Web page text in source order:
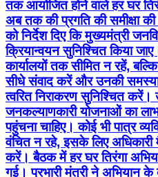
तक आयोजित होने वाले हर घर
अब तक की प्रगति की समीक्षा
को निर्देश दिए कि मुख्यमंत्री
क्रियान्वयन सुनिश्चित किया
कार्यालयों तक सीमित न रहें,
सीधे संवाद करें और उनकी
त्वरित निराकरण सुनिश्चित करें।
जनकल्याणकारी योजनाओं का
पहुंचना चाहिए। कोई भी पात्र
वंचित न रहे, इसके लिए अधिकारी
करें। बैठक में हर घर तिरंगा
गई। प्रभारी मंत्री ने अभियान